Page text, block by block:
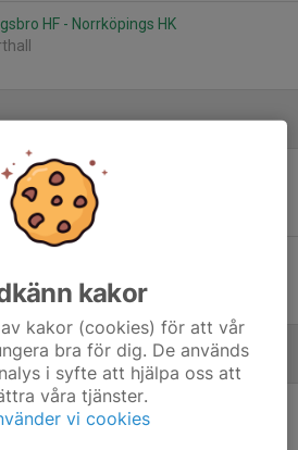
HF - Norrköpings HK
- Hultic BK
- RP IF Linköping -14:4
kakor
kakor (cookies) för att vår
bra för dig. De används
i syfte att hjälpa oss att
våra tjänster.
vi cookies